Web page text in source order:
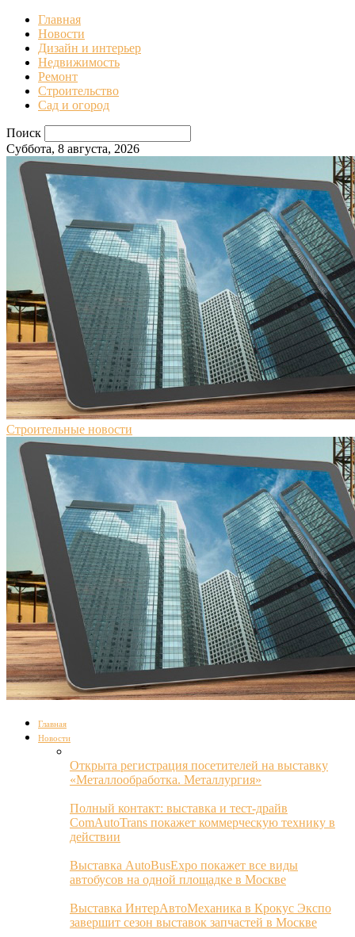
Главная
Новости
Дизайн и интерьер
Недвижимость
Ремонт
Строительство
Сад и огород
Поиск
Суббота, 8 августа, 2026
Строительные новости
Главная
Новости
Открыта регистрация посетителей на выставку
«Металлообработка. Металлургия»
Полный контакт: выставка и тест-драйв
ComAutoTrans покажет коммерческую технику в
действии
Выставка AutoBusExpo покажет все виды
автобусов на одной площадке в Москве
Выставка ИнтерАвтоМеханика в Крокус Экспо
завершит сезон выставок запчастей в Москве